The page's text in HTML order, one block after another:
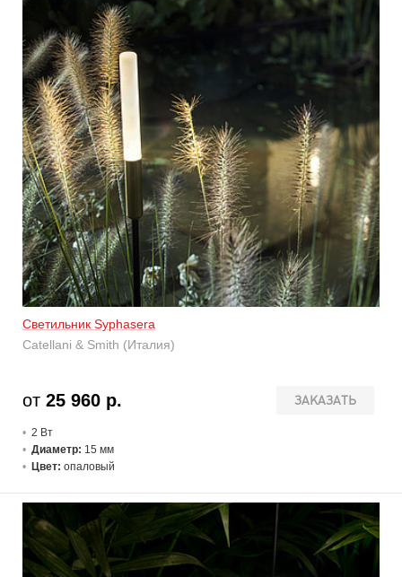
Светильник Syphasera
Catellani & Smith (Италия)
ЗАКАЗАТЬ
от 25 960 р.
2 Вт
Диаметр: 15 мм
Цвет: опаловый